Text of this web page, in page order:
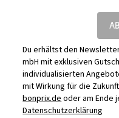
Du erhältst den
mbH mit exklusiven
individualisierten
mit Wirkung für die
bonprix.deoder am Ende
Datenschutzerklärung